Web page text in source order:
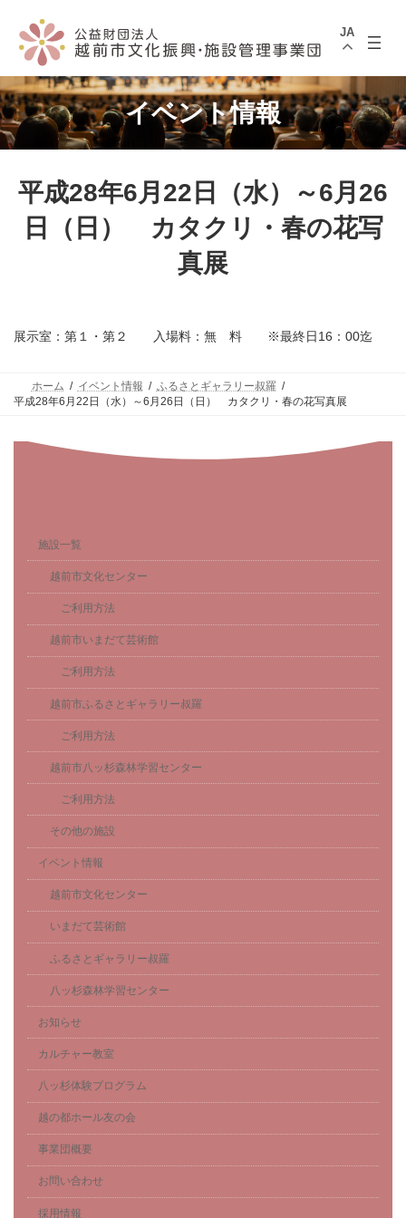
へ
ス
キ
ッ
プ
ョ
ン
に
移
動
JA
イベント情報
平成28年6月22日（水）～6月26
日（日） カタクリ・春の花写
真展
展示室：第１・第２ 入場料：無 料 ※最終日16：00迄
ホーム イベント情報
ふるさとギャラリー叔羅
平成28年6月22日（水）～6月26日（日） カタクリ・春の花写真展
施設一覧
越前市文化センター
ご利用方法
越前市いまだて芸術館
ご利用方法
越前市ふるさとギャラリー叔羅
ご利用方法
越前市八ッ杉森林学習センター
ご利用方法
その他の施設
イベント情報
越前市文化センター
いまだて芸術館
ふるさとギャラリー叔羅
八ッ杉森林学習センター
お知らせ
カルチャー教室
八ッ杉体験プログラム
越の都ホール友の会
事業団概要
お問い合わせ
採用情報